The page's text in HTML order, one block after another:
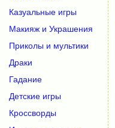
Казуальные игры
Макияж и Украшения
Приколы и мультики
Драки
Гадание
Детские игры
Кроссворды